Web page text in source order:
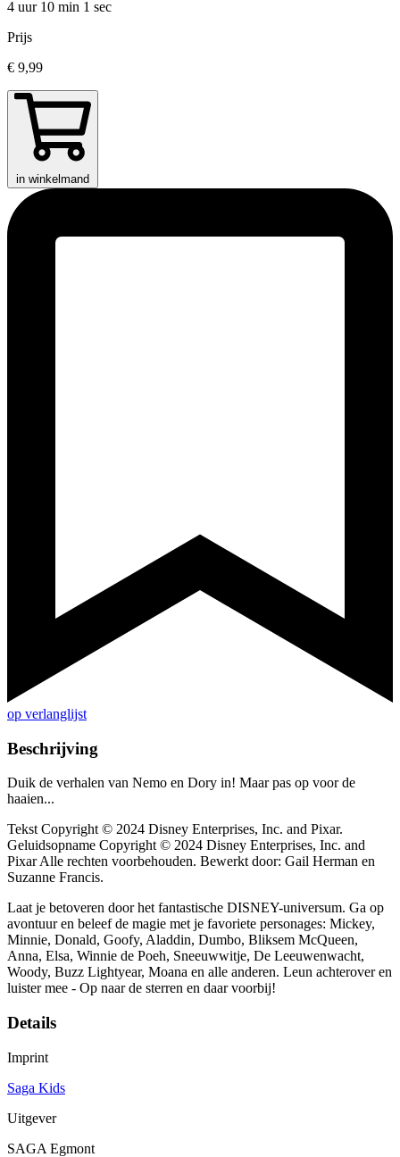
4 uur 10 min 1 sec
Prijs
€ 9,99
in winkelmand
op verlanglijst
Beschrijving
Duik de verhalen van Nemo en Dory in! Maar pas op voor de
haaien...
Tekst Copyright © 2024 Disney Enterprises, Inc. and Pixar.
Geluidsopname Copyright © 2024 Disney Enterprises, Inc. and
Pixar Alle rechten voorbehouden. Bewerkt door: Gail Herman en
Suzanne Francis.
Laat je betoveren door het fantastische DISNEY-universum. Ga op
avontuur en beleef de magie met je favoriete personages: Mickey,
Minnie, Donald, Goofy, Aladdin, Dumbo, Bliksem McQueen,
Anna, Elsa, Winnie de Poeh, Sneeuwwitje, De Leeuwenwacht,
Woody, Buzz Lightyear, Moana en alle anderen. Leun achterover en
luister mee - Op naar de sterren en daar voorbij!
Details
Imprint
Saga Kids
Uitgever
SAGA Egmont